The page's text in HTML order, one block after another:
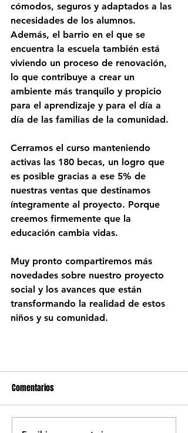
cómodos, seguros y adaptados a las
necesidades de los alumnos.
Además, el barrio en el que se
encuentra la escuela también está
viviendo un proceso de renovación,
lo que contribuye a crear un
ambiente más tranquilo y propicio
para el aprendizaje y para el día a
día de las familias de la comunidad.
Cerramos el curso manteniendo
activas las 180 becas, un logro que
es posible gracias a ese 5% de
nuestras ventas que destinamos
íntegramente al proyecto. Porque
creemos firmemente que la
educación cambia vidas.
Muy pronto compartiremos más
novedades sobre nuestro proyecto
social y los avances que están
transformando la realidad de estos
niños y su comunidad.
Comentarios